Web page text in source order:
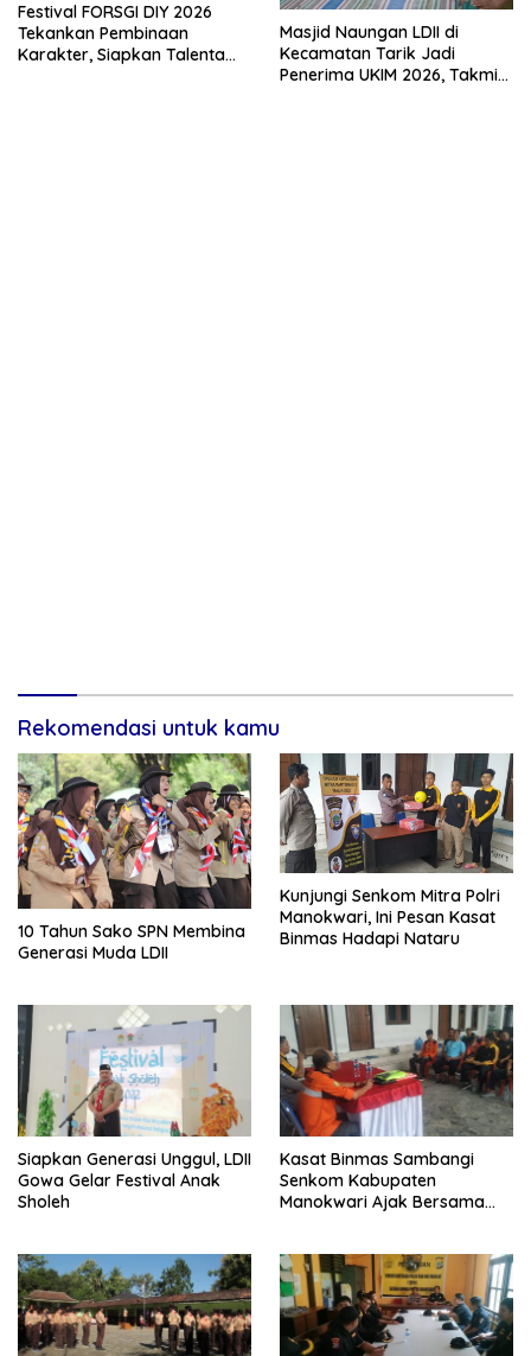
Festival FORSGI DIY 2026
Tekankan Pembinaan
Karakter, Siapkan Talenta
Masjid Naungan LDII di
Kecamatan Tarik Jadi
Penerima UKIM 2026, Takmir
Rekomendasi untuk kamu
10 Tahun Sako SPN Membina
Generasi Muda LDII
Kunjungi Senkom Mitra Polri
Manokwari, Ini Pesan Kasat
Binmas Hadapi Nataru
Siapkan Generasi Unggul, LDII
Gowa Gelar Festival Anak
Sholeh
Kasat Binmas Sambangi
Senkom Kabupaten
Manokwari Ajak Bersama